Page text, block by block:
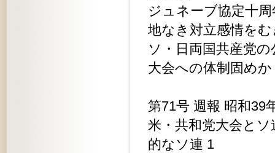
ジュネーブ協定十
地なき対立感情を
ソ・日両国共産党
大会への体制固めか
第71号 週報 昭和39
米・共和党大会と
的なソ連 1